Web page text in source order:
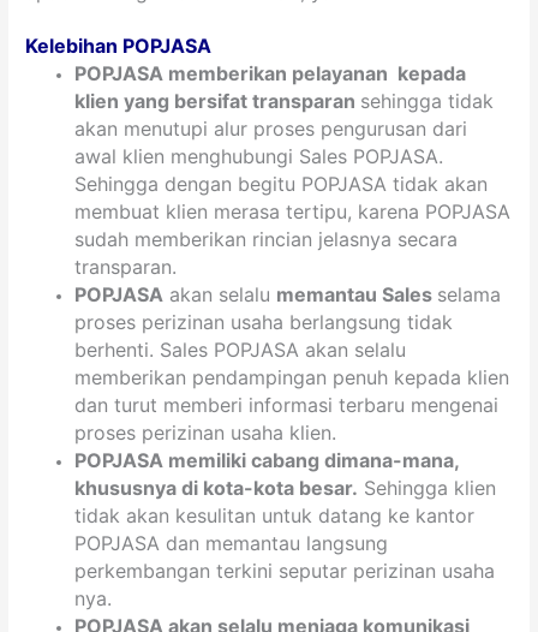
Kelebihan POPJASA
POPJASA memberikan pelayanan kepada
klien yang bersifattransparan sehingga tidak
akan menutupi alur proses pengurusan dari
awal klien menghubungi Sales POPJASA.
Sehingga dengan begitu POPJASA tidak akan
membuat klien merasa tertipu, karena POPJASA
sudah memberikan rincian jelasnya secara
transparan.
POPJASA akan selalu memantau Sales selama
proses perizinan usaha berlangsung tidak
berhenti. Sales POPJASA akan selalu
memberikan pendampingan penuh kepada klien
dan turut memberi informasi terbaru mengenai
proses perizinan usaha klien.
POPJASA memiliki cabang dimana-mana,
khususnya di kota-kota besar. Sehingga klien
tidak akan kesulitan untuk datang ke kantor
POPJASA dan memantau langsung
perkembangan terkini seputar perizinan usaha
nya.
POPJASA akan selalu menjaga komunikasi